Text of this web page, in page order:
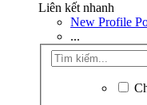
Liên kết nhanh
New Profile
...